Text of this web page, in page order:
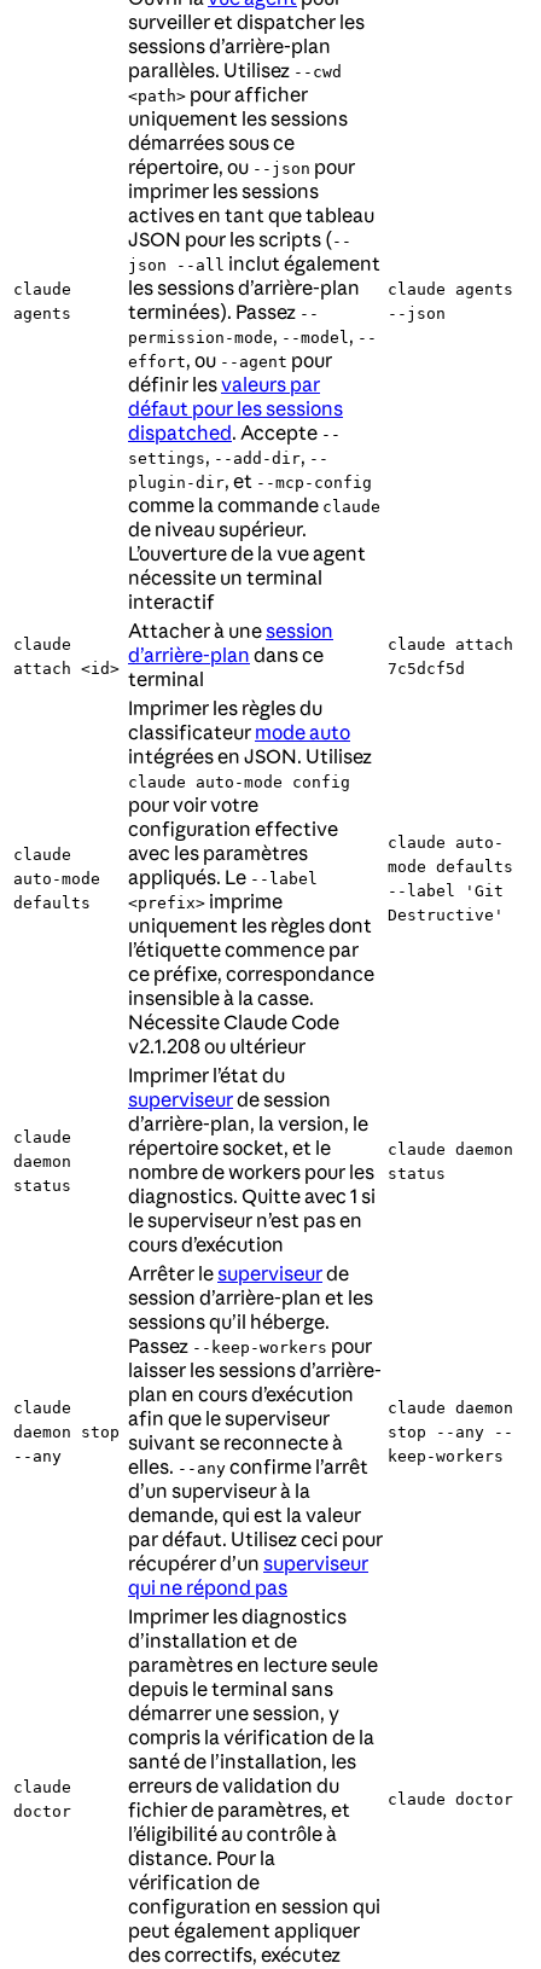
claude
agents
surveiller et dispatcher les
sessions d’arrière-plan
parallèles. Utilisez --cwd
<path> pour afficher
uniquement les sessions
démarrées sous ce
répertoire, ou --json pour
imprimer les sessions
actives en tant que tableau
JSON pour les scripts (--
json --all inclut également
les sessions d’arrière-plan
terminées). Passez --
permission-mode, --model, --
effort, ou --agent pour
définir lesvaleurs par
défaut pour les sessions
dispatched. Accepte --
settings, --add-dir, --
plugin-dir, et --mcp-config
comme la commande claude
de niveau supérieur.
L’ouverture de la vue agent
nécessite un terminal
interactif
claude agents
--json
claude
attach <id>
Attacher à unesession
d’arrière-plan dans ce
terminal
claude attach
7c5dcf5d
claude
auto-mode
defaults
Imprimer les règles du
classificateur mode auto
intégrées en JSON. Utilisez
claude auto-mode config
pour voir votre
configuration effective
avec les paramètres
appliqués. Le --label
<prefix> imprime
uniquement les règles dont
l’étiquette commence par
ce préfixe, correspondance
insensible à la casse.
Nécessite Claude Code
v2.1.208 ou ultérieur
claude auto-
mode defaults
--label 'Git
Destructive'
claude
daemon
status
Imprimer l’état du
superviseurde session
d’arrière-plan, la version, le
répertoire socket, et le
nombre de workers pour les
diagnostics. Quitte avec 1 si
le superviseur n’est pas en
cours d’exécution
claude daemon
status
claude
daemon stop
--any
Arrêter lesuperviseurde
session d’arrière-plan et les
sessions qu’il héberge.
Passez --keep-workers pour
laisser les sessions d’arrière-
plan en cours d’exécution
afin que le superviseur
suivant se reconnecte à
elles. --any confirme l’arrêt
d’un superviseur à la
demande, qui est la valeur
par défaut. Utilisez ceci pour
récupérer d’un superviseur
qui ne répond pas
claude daemon
stop --any --
keep-workers
claude
doctor
Imprimer les diagnostics
d’installation et de
paramètres en lecture seule
depuis le terminal sans
démarrer une session, y
compris la vérification de la
santé de l’installation, les
erreurs de validation du
fichier de paramètres, et
l’éligibilité au contrôle à
distance. Pour la
vérification de
configuration en session qui
peut également appliquer
des correctifs, exécutez
claude doctor